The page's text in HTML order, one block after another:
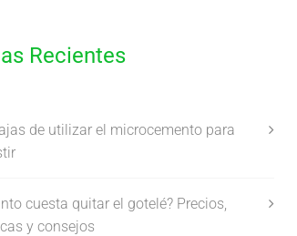
Recientes
de utilizar el microcemento para
cuesta quitar el gotelé? Precios,
y consejos